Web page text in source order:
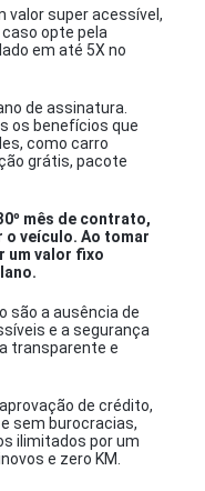
valor super acessível,
opte pela
em até 5X no
de assinatura.
os benefícios que
como carro
grátis, pacote
mês de contrato,
o veículo. Ao tomar
um valor fixo
.
são a ausência de
e a segurança
transparente e
de crédito,
sem burocracias,
ilimitados por um
e zero KM.